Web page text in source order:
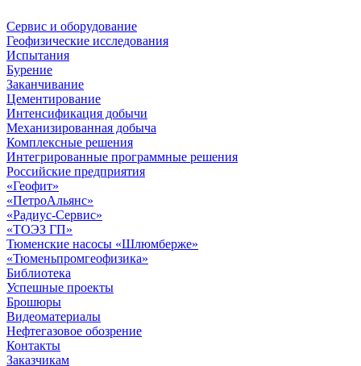
Сервис и оборудование
Геофизические исследования
Испытания
Бурение
Заканчивание
Цементирование
Интенсификация добычи
Механизированная добыча
Комплексные решения
Интегрированные программные решения
Российские предприятия
«Геофит»
«ПетроАльянс»
«Радиус-Сервис»
«ТОЭЗ ГП»
Тюменские насосы «Шлюмберже»
«Тюменьпромгеофизика»
Библиотека
Успешные проекты
Брошюры
Видеоматериалы
Нефтегазовое обозрение
Контакты
Заказчикам